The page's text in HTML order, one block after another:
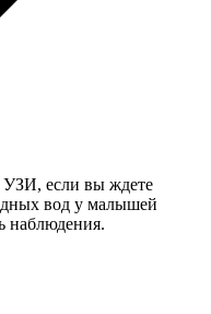
УЗИ, если вы ждете
вод у малышей
наблюдения.